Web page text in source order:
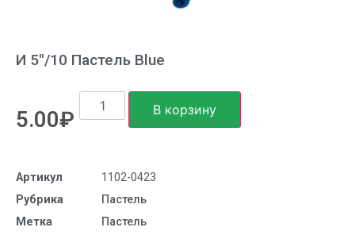
И 5″/10 Пастель Blue
5.00₽ В корзину
Артикул
1102-0423
Рубрика
Пастель
Метка
Пастель